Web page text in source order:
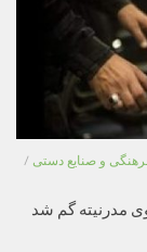
و صنایع دستی /
مدرنیته گم شد